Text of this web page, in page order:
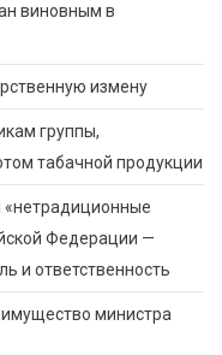
виновным в
измену
группы,
табачной продукции
«нетрадиционные
Федерации —
и ответственность
министра